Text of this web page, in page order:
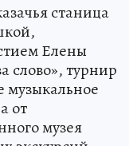
станица
Елены
слово», турнир
от
музея